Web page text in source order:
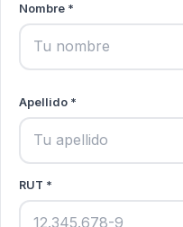
Nombre *
Apellido *
RUT *